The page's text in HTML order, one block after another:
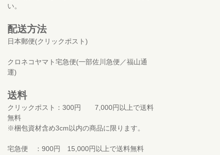
い。
配送方法
日本郵便(クリックポスト)
クロネコヤマト宅急便(一部佐川急便／福山通
運)
送料
クリックポスト：300円 7,000円以上で送料
無料
※梱包資材含め3cm以内の商品に限ります。
宅急便 ：900円 15,000円以上で送料無料